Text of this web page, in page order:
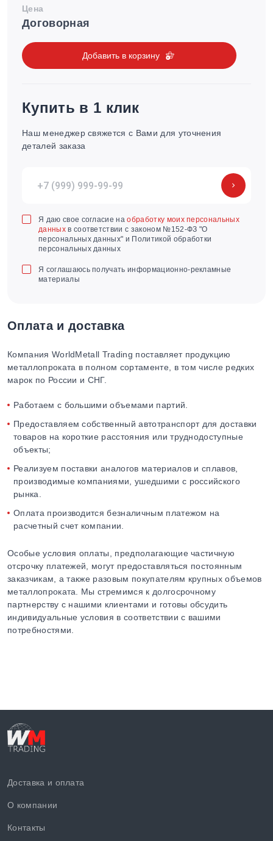
Цена
Договорная
Добавить в корзину
Купить в 1 клик
Наш менеджер свяжется с Вами для уточнения
деталей заказа
Я даю свое согласие наобработку моих персональных
данныхв соответствии с законом №152-ФЗ "О
персональных данных" и Политикой обработки
персональных данных
Я соглашаюсь получать информационно-рекламные
материалы
Оплата и доставка
Компания WorldMetall Trading поставляет продукцию
металлопроката в полном сортаменте, в том числе редких
марок по России и СНГ.
Работаем с большими объемами партий.
Предоставляем собственный автотранспорт для доставки
товаров на короткие расстояния или труднодоступные
объекты;
Реализуем поставки аналогов материалов и сплавов,
производимые компаниями, ушедшими с российского
рынка.
Оплата производится безналичным платежом на
расчетный счет компании.
Особые условия оплаты, предполагающие частичную
отсрочку платежей, могут предоставляться постоянным
заказчикам, а также разовым покупателям крупных объемов
металлопроката. Мы стремимся к долгосрочному
партнерству с нашими клиентами и готовы обсудить
индивидуальные условия в соответствии с вашими
потребностями.
Доставка и оплата
О компании
Контакты